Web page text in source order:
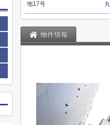
地17号
物件情報